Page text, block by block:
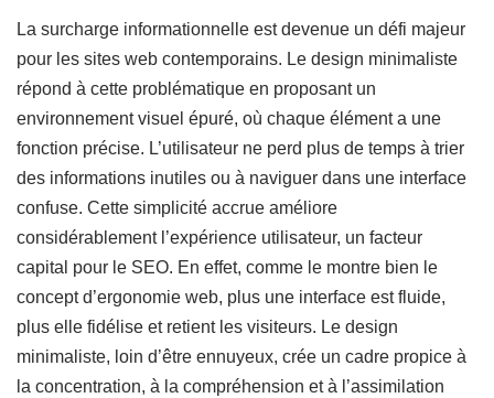
La surcharge informationnelle est devenue un défi majeur
pour les sites web contemporains. Le design minimaliste
répond à cette problématique en proposant un
environnement visuel épuré, où chaque élément a une
fonction précise. L’utilisateur ne perd plus de temps à trier
des informations inutiles ou à naviguer dans une interface
confuse. Cette simplicité accrue améliore
considérablement l’expérience utilisateur, un facteur
capital pour le SEO. En effet, comme le montre bien le
concept d’ergonomie web, plus une interface est fluide,
plus elle fidélise et retient les visiteurs. Le design
minimaliste, loin d’être ennuyeux, crée un cadre propice à
la concentration, à la compréhension et à l’assimilation